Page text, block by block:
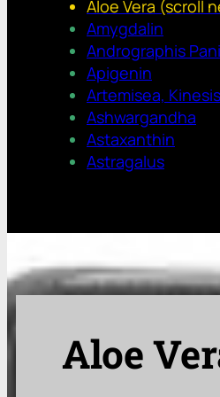
Aloe Vera (scroll
Amygdalin
Andrographis
Apigenin
Artemisea,
Ashwargandha
Astaxanthin
Astragalus
Aloe